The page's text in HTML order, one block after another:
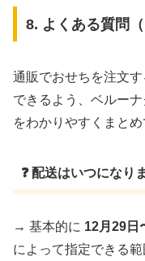
8. よくある質問（
通販でおせちを注文
できるよう、ベルー
をわかりやすくまとめ
❓ 配送はいつになり
→ 基本的に 12月29日
によって指定できる範